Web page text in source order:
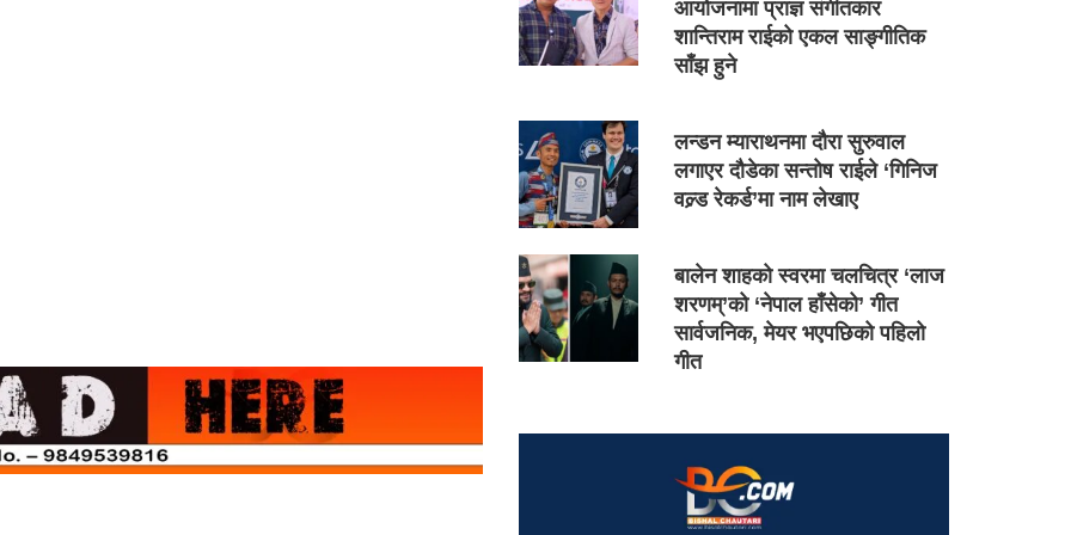
आयोजनामा प्राज्ञ संगीतकार
शान्तिराम राईको एकल साङ्गीतिक
साँझ हुने
लन्डन म्याराथनमा दौरा सुरुवाल
लगाएर दौडेका सन्तोष राईले ‘गिनिज
वल्र्ड रेकर्ड’मा नाम लेखाए
बालेन शाहको स्वरमा चलचित्र ‘लाज
शरणम्’को ‘नेपाल हाँसेको’ गीत
सार्वजनिक, मेयर भएपछिको पहिलो
गीत